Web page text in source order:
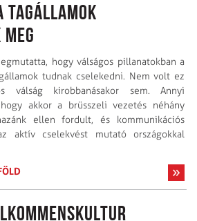
tagállamok
hogy válságos pillanatokban a
tudnak cselekedni. Nem volt ez
válság kirobbanásakor sem. Annyi
akkor a brüsszeli vezetés néhány
ellen fordult, és kommunikációs
aktív cselekvést mutató országokkal